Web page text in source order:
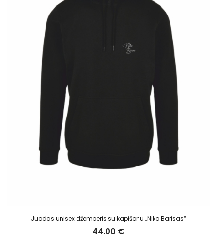
Juodas unisex džemperis su kapišonu „Niko Barisas“
44.00 €